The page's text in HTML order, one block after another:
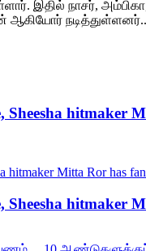
இதில் நாசர்,
ஆகியோர்
Sheesha hitmaker
Sheesha hitmaker